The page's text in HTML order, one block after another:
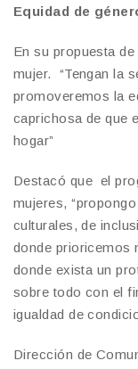
Equidad de
En su propuesta
mujer. “Tengan la
promoveremos la
caprichosa de que
hogar”
Destacó que el
mujeres,
culturales, de
donde prioricemos
donde exista un
sobre todo con el
igualdad de
Dirección de